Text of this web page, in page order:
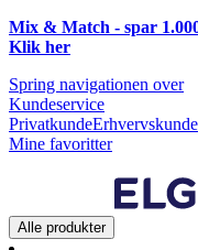
Mix & Match - spar
Klik her
Spring navigationen over
Kundeservice
PrivatkundeErhvervskunde
Mine favoritter
Alle produkter